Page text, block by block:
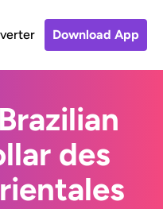
Download App
des